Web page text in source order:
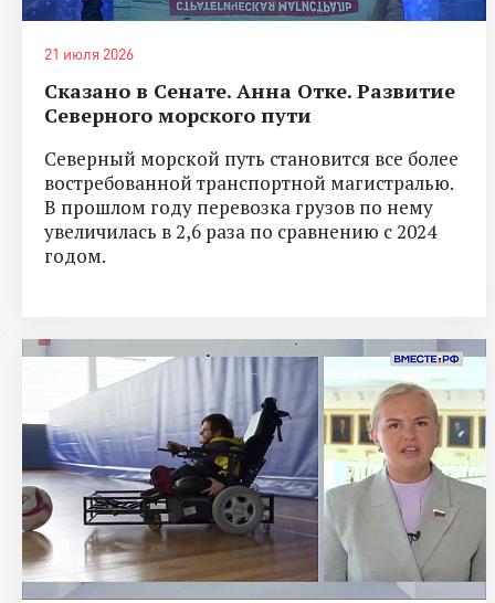
21 июля 2026
Сказано в Сенате. Анна Отке. Развитие
Северного морского пути
Северный морской путь становится все более
востребованной транспортной магистралью.
В прошлом году перевозка грузов по нему
увеличилась в 2,6 раза по сравнению с 2024
годом.